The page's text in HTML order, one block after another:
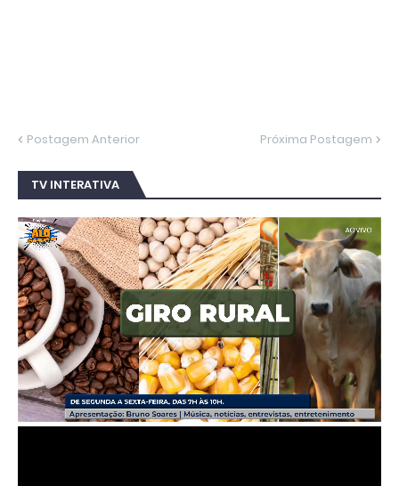
Postagem Anterior Próxima Postagem
TV INTERATIVA